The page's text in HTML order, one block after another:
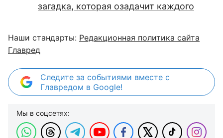
загадка, которая озадачит каждого
Наши стандарты: Редакционная политика сайта
Главред
Следите за событиями вместе с
Главредом в Google!
Мы в соцсетях: